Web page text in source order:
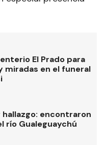
El Prado para
miradas en el funeral
encontraron
río Gualeguaychú